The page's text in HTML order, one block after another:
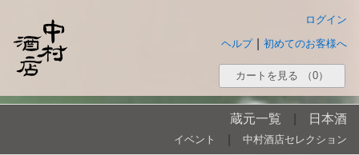
ログイン
初めてのお客様へ
ヘルプ
カートを見る （0）
蔵元一覧 日本酒
イベント 中村酒店セレクション